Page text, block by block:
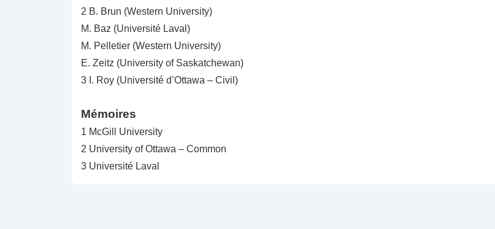
2 B. Brun (Western University)
M. Baz (Université Laval)
M. Pelletier (Western University)
E. Zeitz (University of Saskatchewan)
3 I. Roy (Université d’Ottawa – Civil)
Mémoires
1 McGill University
2 University of Ottawa – Common
3 Université Laval